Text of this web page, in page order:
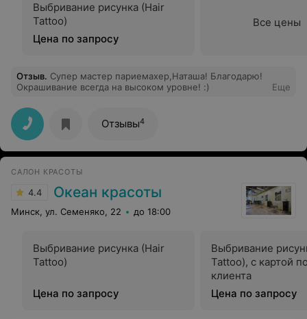
Выбривание рисунка (Hair
Tattoo)
Цена по запросу
Все цены
Отзыв. Супер мастер париемахер,Наташа! Благодарю!
Окрашивание всегда на высоком уровне! :)
Еще
Отзывы4
САЛОН КРАСОТЫ
4.4 Океан красоты
Минск, ул. Семеняко, 22 до 18:00
Выбривание рисунка (Hair
Tattoo)
Цена по запросу
Выбривание
Tattoo), с картой
клиента
Цена по запросу